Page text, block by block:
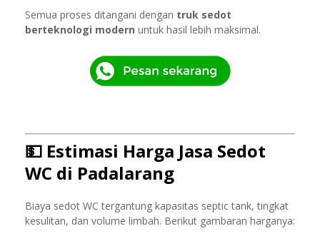
Semua proses ditangani dengan truk sedot
berteknologi modern untuk hasil lebih maksimal.
💵 Estimasi Harga Jasa Sedot
WC di Padalarang
Biaya sedot WC tergantung kapasitas septic tank, tingkat
kesulitan, dan volume limbah. Berikut gambaran harganya: